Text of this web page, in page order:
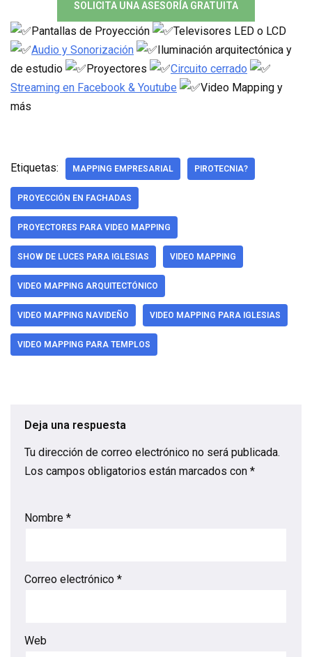
SOLICITA UNA ASESORÍA GRATUITA
Pantallas de Proyección
Televisores LED o LCD
Audio y Sonorización
Iluminación arquitectónica y
de estudio
Proyectores
Circuito cerrado
Streaming en Facebook & Youtube
Video Mapping y
más
Etiquetas: MAPPING EMPRESARIAL PIROTECNIA?
PROYECCIÓN EN FACHADAS
PROYECTORES PARA VIDEO MAPPING
SHOW DE LUCES PARA IGLESIAS VIDEO MAPPING
VIDEO MAPPING ARQUITECTÓNICO
VIDEO MAPPING NAVIDEÑO VIDEO MAPPING PARA IGLESIAS
VIDEO MAPPING PARA TEMPLOS
Deja una respuesta
Tu dirección de correo electrónico no será publicada.
Los campos obligatorios están marcados con *
Nombre *
Correo electrónico *
Web